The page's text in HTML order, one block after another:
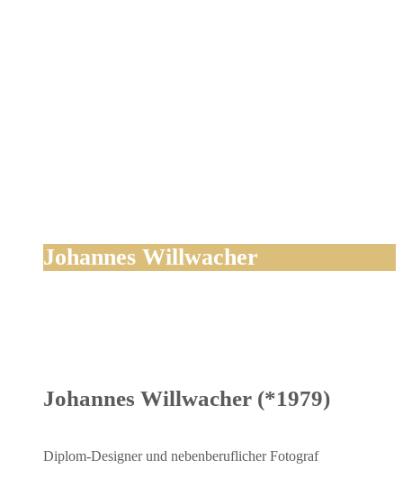
Johannes Willwacher
Johannes Willwacher (*1979)
Diplom-Desi­gner und neben­be­ruf­li­cher Fotograf